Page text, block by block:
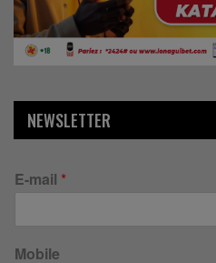
NEWSLETTER
E-mail *
Mobile